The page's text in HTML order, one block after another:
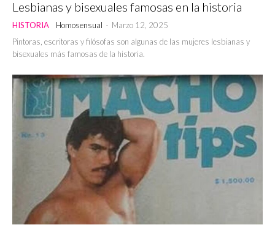
Lesbianas y bisexuales famosas en la historia
HISTORIA Homosensual - Marzo 12, 2025
Pintoras, escritoras y filósofas son algunas de las mujeres lesbianas y
bisexuales más famosas de la historia.